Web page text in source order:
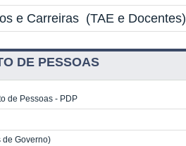
e Carreiras (TAE e Docentes)
DE PESSOAS
de Pessoas - PDP
de Governo)